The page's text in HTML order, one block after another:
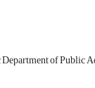
of Public